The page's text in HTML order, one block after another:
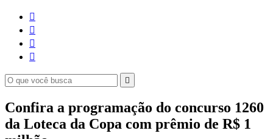





Confira a programação do concurso 1260
da Loteca da Copa com prêmio de R$ 1